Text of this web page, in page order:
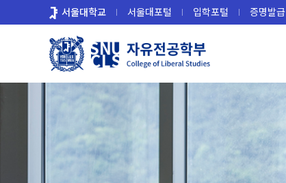
로
서울대학교 서울대포털 입학포털 증명발급